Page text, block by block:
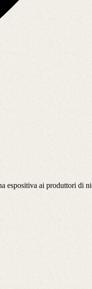
ai produttori di